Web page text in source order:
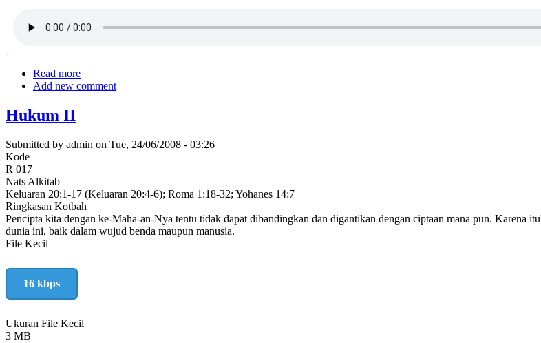
Read more
Hukum
Add new comment
Hukum II
Submitted by admin on Tue, 24/06/2008 - 03:26
Kode
R 017
Nats Alkitab
Keluaran 20:1-17 (Keluaran 20:4-6); Roma 1:18-32; Yohanes 14:7
Ringkasan Kotbah
Pencipta kita dengan ke-Maha-an-Nya tentu tidak dapat dibandingkan dan digantikan dengan ciptaan mana pun. Karena
dunia ini, baik dalam wujud benda maupun manusia.
File Kecil
16 kbps
Ukuran File Kecil
3 MB